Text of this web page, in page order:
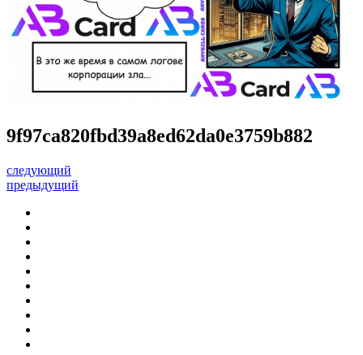
9f97ca820fbd39a8ed62da0e3759b882
следующий
предыдущий